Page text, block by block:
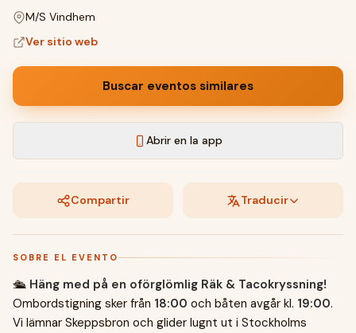
M/S Vindhem
Ver sitio web
Buscar eventos similares
Abrir en la app
Compartir Traducir
SOBRE EL EVENTO
🛳️ Häng med på en oförglömlig Räk & Tacokryssning!
Ombordstigning sker från 18:00 och båten avgår kl. 19:00.
Vi lämnar Skeppsbron och glider lugnt ut i Stockholms